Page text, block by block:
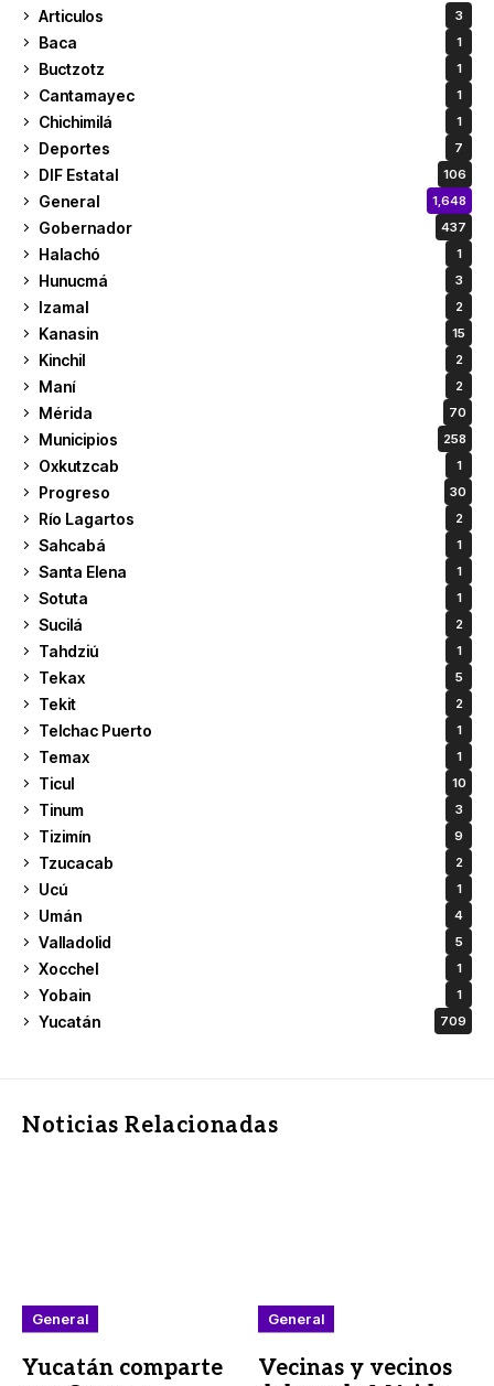
Articulos 3
Baca 1
Buctzotz 1
Cantamayec 1
Chichimilá 1
Deportes 7
DIF Estatal 106
General 1,648
Gobernador 437
Halachó 1
Hunucmá 3
Izamal 2
Kanasin 15
Kinchil 2
Maní 2
Mérida 70
Municipios 258
Oxkutzcab 1
Progreso 30
Río Lagartos 2
Sahcabá 1
Santa Elena 1
Sotuta 1
Sucilá 2
Tahdziú 1
Tekax 5
Tekit 2
Telchac Puerto 1
Temax 1
Ticul 10
Tinum 3
Tizimín 9
Tzucacab 2
Ucú 1
Umán 4
Valladolid 5
Xocchel 1
Yobain 1
Yucatán 709
Noticias Relacionadas
General
Yucatán comparte
General
Vecinas y vecinos